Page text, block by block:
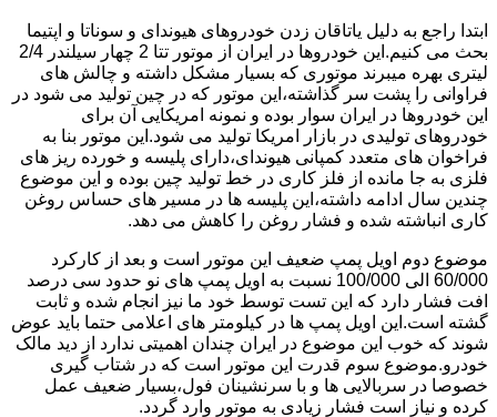
ابتدا راجع به دلیل یاتاقان زدن خودروهای هیوندای و سوناتا و اپتیما
بحث می کنیم.این خودروها در ایران از موتور تتا 2 چهار سیلندر 2/4
لیتری بهره میبرند موتوری که بسیار مشکل داشته و چالش های
فراوانی را پشت سر گذاشته،این موتور که در چین تولید می شود در
این خودروها در ایران سوار بوده و نمونه امریکایی آن برای
خودروهای تولیدی در بازار امریکا تولید می شود.این موتور بنا به
فراخوان های متعدد کمپانی هیوندای،دارای پلیسه و خورده ریز های
فلزی به جا مانده از فلز کاری در خط تولید چین بوده و این موضوع
چندین سال ادامه داشته،این پلیسه ها در مسیر های حساس روغن
کاری انباشته شده و فشار روغن را کاهش می دهد.
موضوع دوم اویل پمپ ضعیف این موتور است و بعد از کارکرد
60/000 الی 100/000 نسبت به اویل پمپ های نو حدود سی درصد
افت فشار دارد که این تست توسط خود ما نیز انجام شده و ثابت
گشته است.این اویل پمپ ها در کیلومتر های اعلامی حتما باید عوض
شوند که خوب این موضوع در ایران چندان اهمیتی ندارد از دید مالک
خودرو.موضوع سوم قدرت این موتور است که در شتاب گیری
خصوصا در سربالایی ها و با سرنشینان فول،بسیار ضعیف عمل
کرده و نیاز است فشار زیادی به موتور وارد گردد.